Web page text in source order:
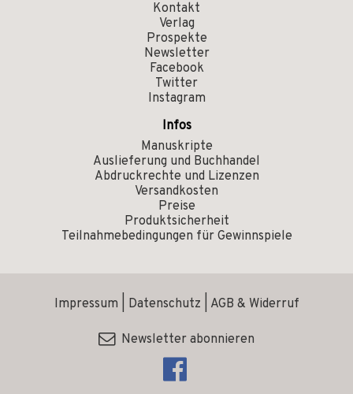
Kontakt
Verlag
Prospekte
Newsletter
Facebook
Twitter
Instagram
Infos
Manuskripte
Auslieferung und Buchhandel
Abdruckrechte und Lizenzen
Versandkosten
Preise
Produktsicherheit
Teilnahmebedingungen für Gewinnspiele
Impressum Datenschutz AGB & Widerruf
Newsletter abonnieren